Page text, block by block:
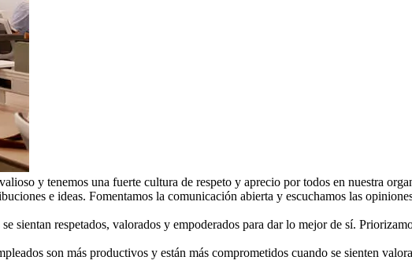
y tenemos una fuerte cultura de respeto y aprecio por todos en nuestra
e ideas. Fomentamos la comunicación abierta y escuchamos las
sientan respetados, valorados y empoderados para dar lo mejor de sí.
son más productivos y están más comprometidos cuando se sienten